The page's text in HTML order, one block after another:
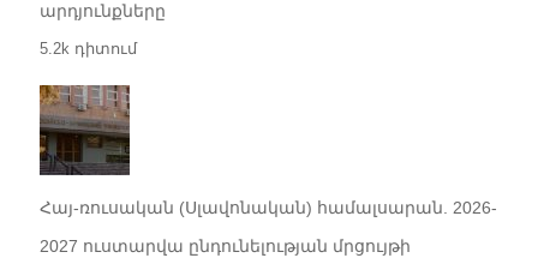
արդյունքները
5.2k դիտում
Հայ-ռուսական (Սլավոնական) համալսարան. 2026-
2027 ուստարվա ընդունելության մրցույթի